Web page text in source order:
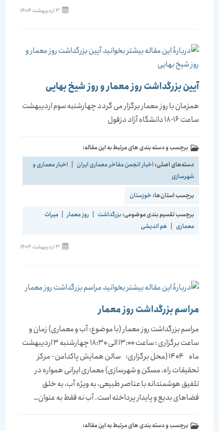
3 اردیبهشت 1404
آیین بزرگداشت روز معمار و روز شیخ بهایی
همزمان با روز معمار برگزار می گردد چهارشنبه سوم اردیبهشت
ساعت 16-18 دانشگاه آزاد دزفول
برچسب و دسته بندی های مرتبط به این مقاله:
دسته‌های اصلی:اخبار انجمن مفاخر معماری ایران |
اخبار معماری و
شهرسازی
برچسب استان‌ها:خوزستان
برچسب تقسیم بندی موضوعی:بزرگداشت | روز معمار |
میراث
معماری | هم اندیشی
3 اردیبهشت 1404
مراسم بزرگداشت روز معمار
مراسم بزرگداشت روز معمار (با موضوع: آب و معماری) زمان و
ساعت برگزاری : ساعت 13:00 الی 18:30 چهارشنبه 3 اردیبهشت
ماه 1404 (محل برگزاری: سالن همایش پاکدامن - مرکز
تحقیقات راه، مسکن و شهرسازی) معماری ایرانی همواره در
تلفیق هوشمندانه با عناصر طبیعی، به ویژه آب، به خلق
فضاهای بدیع و پایدار پرداخته است. آب نه فقط به عنوان…
برچسب و دسته بندی های مرتبط به این مقاله: